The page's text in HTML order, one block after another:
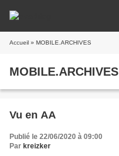
Accueil » MOBILE.ARCHIVES
MOBILE.ARCHIVES
Vu en AA
Publié le 22/06/2020 à 09:00
Par kreizker